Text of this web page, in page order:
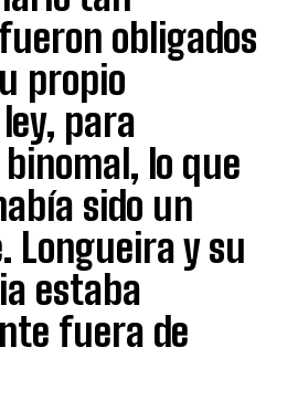
obligados
propio
para
lo que
sido un
Longueira y su
estaba
fuera de